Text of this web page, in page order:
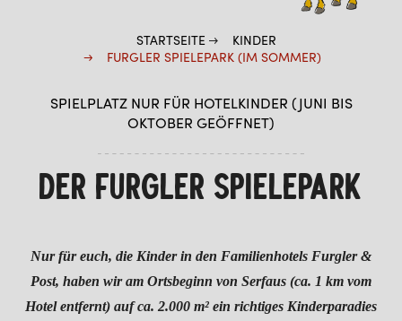
MÄCKYS SPIELEDORF IM AUSSENBEREICH
FURGLER SPIELEPARK (IM SOMMER)
FURGLI EXPRESS
SOMMER
STARTSEITE
KINDER
FURGLER SPIELEPARK (IM SOMMER)
SPIELPLATZ NUR FÜR HOTELKINDER (JUNI BIS
OKTOBER GEÖFFNET)
DER FURGLER SPIELEPARK
Nur für euch, die Kinder in den Familienhotels Furgler &
Post, haben wir am Ortsbeginn von Serfaus (ca. 1 km vom
Hotel entfernt) auf ca. 2.000 m² ein richtiges Kinderparadies